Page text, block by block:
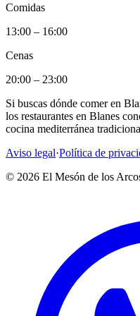
Comidas
13:00 – 16:00
Cenas
20:00 – 23:00
Si buscas dónde comer en
los restaurantes en Blanes
cocina mediterránea
Aviso legal·Política de
© 2026 El Mesón de los